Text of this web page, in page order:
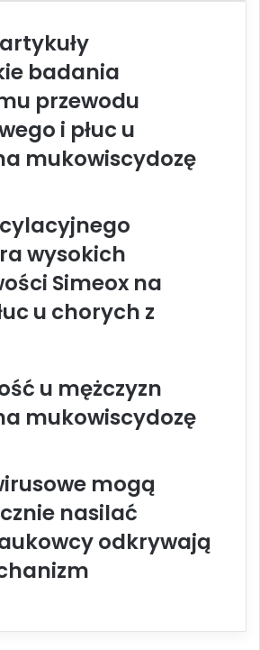
badania
przewodu
i płuc u
mukowiscydozę
wysokich
Simeox na
u chorych z
u mężczyzn
mukowiscydozę
mogą
nasilać
odkrywają